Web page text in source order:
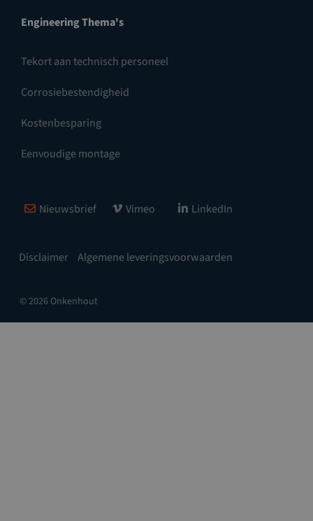
Engineering Thema's
Tekort aan technisch personeel
Corrosiebestendigheid
Kostenbesparing
Eenvoudige montage
Disclaimer Algemene leveringsvoorwaarden
Nieuwsbrief Vimeo LinkedIn
© 2026 Onkenhout